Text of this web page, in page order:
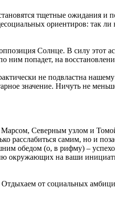
тщетные ожидания и
ориентиров: так
Солнце. В силу этот
попадет, на
не подвластна
значение. Ничуть не
Марсом, Северным узлом и
расслабиться самим, но и
обедом (о, в рифму) –
на ваши
от социальных